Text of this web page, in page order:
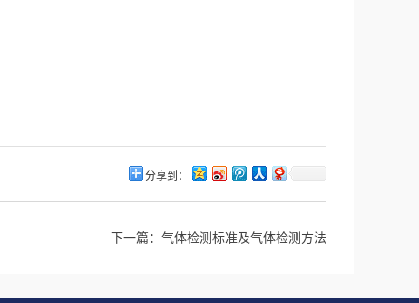
分享到：
下一篇： 气体检测标准及气体检测方法